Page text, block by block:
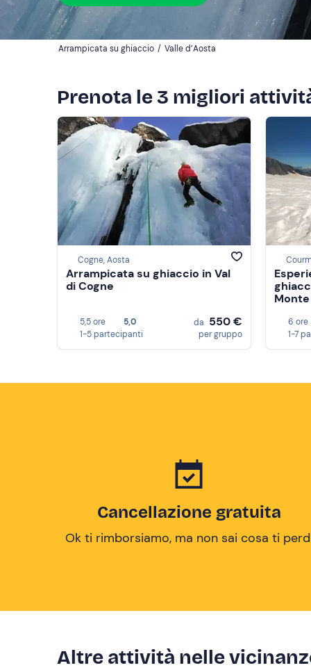
Arrampicata su ghiaccio / Valle d’Aosta
Prenota le 3 migliori
Cogne, Aosta
Arrampicata su ghiaccio in Val
di Cogne
5,5 ore
5,0
1-5 partecipanti
da 550 €
per gruppo
6 ore
1-7
Cancellazione gratuita
Ok ti rimborsiamo, ma non sai cosa ti
Altre attività nelle